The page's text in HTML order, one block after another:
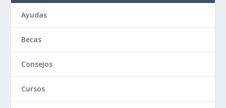
Ayudas
Becas
Consejos
Cursos